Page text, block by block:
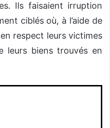
Ils faisaient irruption
ciblés où, à l’aide de
respect leurs victimes
leurs biens trouvés en